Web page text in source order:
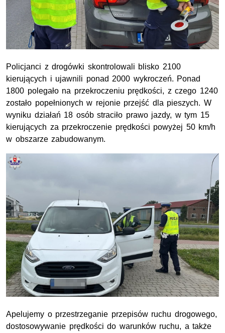
Policjanci z drogówki skontrolowali blisko 2100
kierujących i ujawnili ponad 2000 wykroczeń. Ponad
1800 polegało na przekroczeniu prędkości, z czego 1240
zostało popełnionych w rejonie przejść dla pieszych. W
wyniku działań 18 osób straciło prawo jazdy, w tym 15
kierujących za przekroczenie prędkości powyżej 50 km/h
w obszarze zabudowanym.
Apelujemy o przestrzeganie przepisów ruchu drogowego,
dostosowywanie prędkości do warunków ruchu, a także